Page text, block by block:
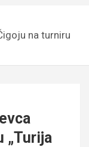
na turniru
„Turija